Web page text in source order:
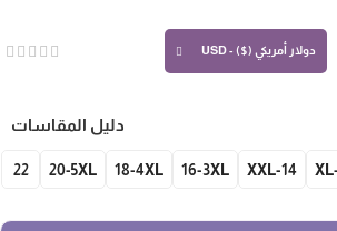
دولار أمريكي ($) - USD
دليل المقاسات
14-XXL
16-3XL
18-4XL
20-5XL
22